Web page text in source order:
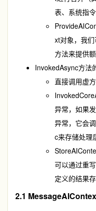
表、系统指
xt对象，我
方法来提供
InvokedAsync方法
直接调用虚
异常，如果
异常，它会
c来存储处理
可以通过重写
定义的结果存
2.1